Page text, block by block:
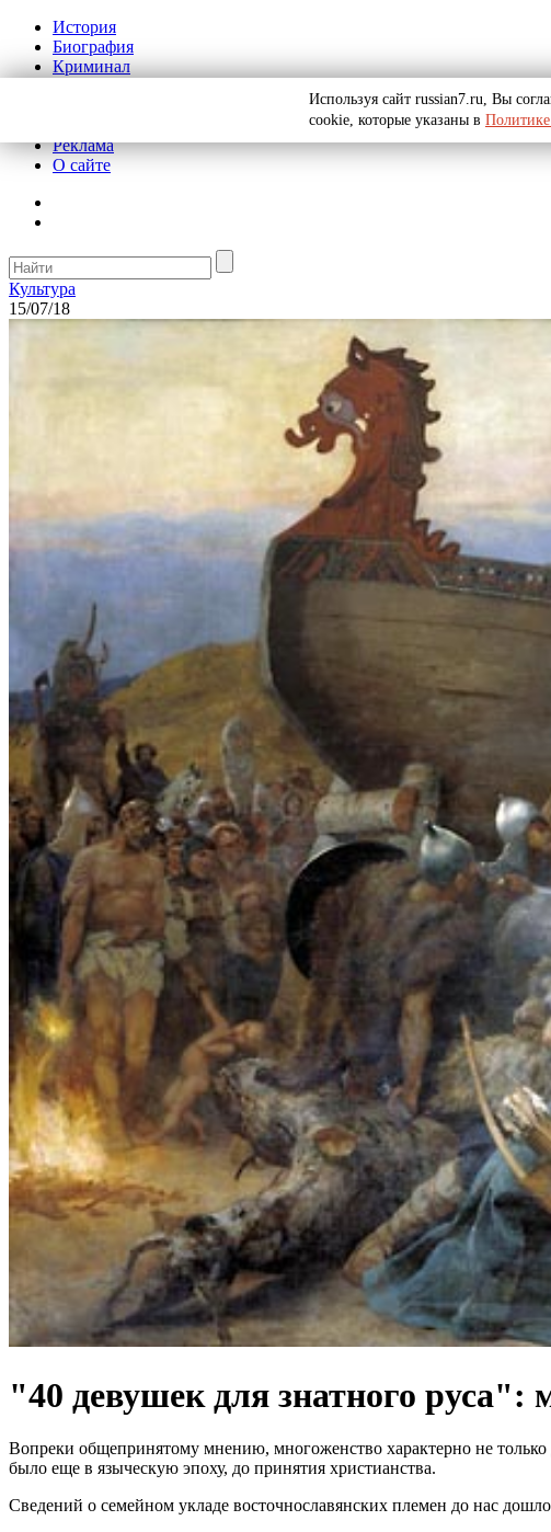
История
Биография
Криминал
Реклама
О сайте
Культура
15/07/18
"40 девушек для знатного руса":
Вопреки общепринятому мнению, многоженство характерно не
было еще в языческую эпоху, до принятия христианства.
Сведений о семейном укладе восточнославянских племен до нас
Используя сайт russian7.ru, Вы
cookie, которые указаны в